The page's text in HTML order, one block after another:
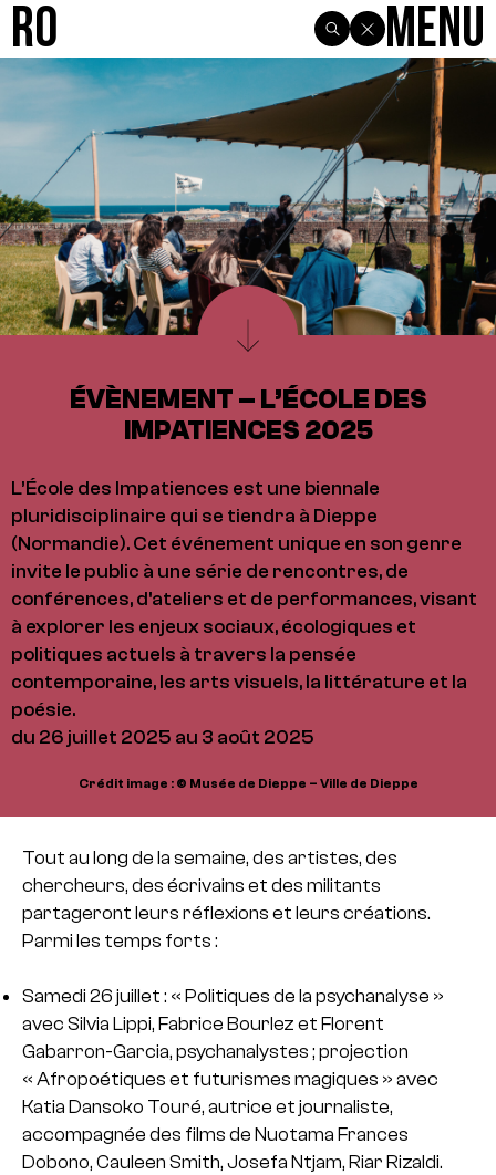
R0 Menu
ÉVÈNEMENT – L’ÉCOLE DES
IMPATIENCES 2025
L’École des Impatiences est une biennale
pluridisciplinaire qui se tiendra à Dieppe
(Normandie). Cet événement unique en son genre
invite le public à une série de rencontres, de
conférences, d'ateliers et de performances, visant
à explorer les enjeux sociaux, écologiques et
politiques actuels à travers la pensée
contemporaine, les arts visuels, la littérature et la
poésie.
du 26 juillet 2025 au 3 août 2025
Crédit image : © Musée de Dieppe – Ville de Dieppe
Tout au long de la semaine, des artistes, des
chercheurs, des écrivains et des militants
partageront leurs réflexions et leurs créations.
Parmi les temps forts :
Samedi 26 juillet : « Politiques de la psychanalyse »
avec Silvia Lippi, Fabrice Bourlez et Florent
Gabarron-Garcia, psychanalystes ; projection
« Afropoétiques et futurismes magiques » avec
Katia Dansoko Touré, autrice et journaliste,
accompagnée des films de Nuotama Frances
Dobono, Cauleen Smith, Josefa Ntjam, Riar Rizaldi.